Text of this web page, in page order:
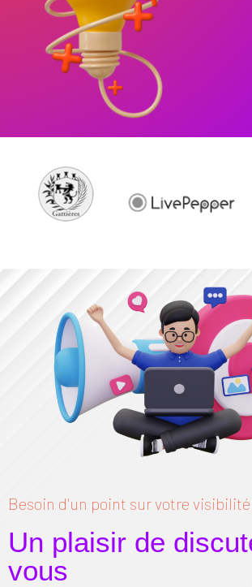
Besoin d'un point sur votre visibilité
Un plaisir de
vous